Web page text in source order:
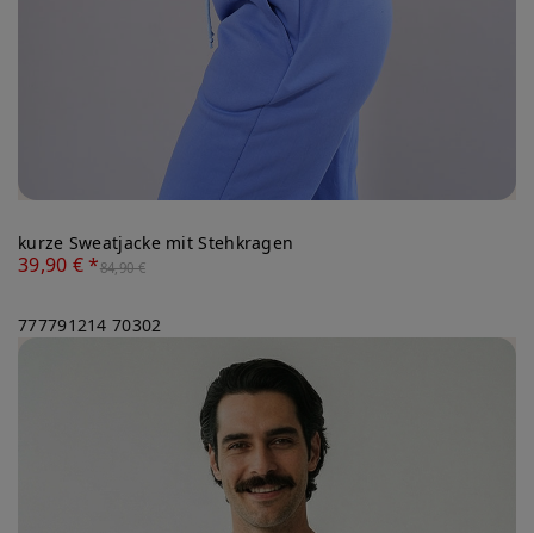
kurze Sweatjacke mit Stehkragen
39,90 € *84,90 €
777791214 70302